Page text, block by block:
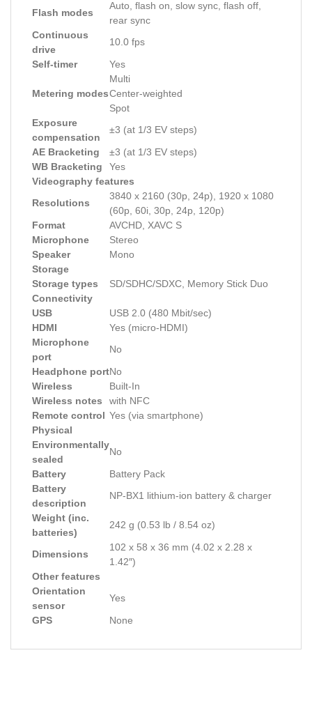
Flash modes
Auto, flash on, slow sync, flash off,
rear sync
Continuous
drive
10.0 fps
Self-timer
Yes
Metering modes
Multi
Center-weighted
Spot
Exposure
compensation
±3 (at 1/3 EV steps)
AE Bracketing
±3 (at 1/3 EV steps)
WB Bracketing
Yes
Videography features
Resolutions
3840 x 2160 (30p, 24p), 1920 x 1080
(60p, 60i, 30p, 24p, 120p)
Format
AVCHD, XAVC S
Microphone
Stereo
Speaker
Mono
Storage
Storage types
SD/SDHC/SDXC, Memory Stick Duo
Connectivity
USB
USB 2.0 (480 Mbit/sec)
HDMI
Yes (micro-HDMI)
Microphone
port
No
Headphone portNo
Wireless
Built-In
Wireless notes
with NFC
Remote control Yes (via smartphone)
Physical
Environmentally
sealed
No
Battery
Battery Pack
Battery
description
NP-BX1 lithium-ion battery & charger
Weight (inc.
batteries)
242 g (0.53 lb / 8.54 oz)
Dimensions
102 x 58 x 36 mm (4.02 x 2.28 x
1.42″)
Other features
Orientation
sensor
Yes
GPS
None